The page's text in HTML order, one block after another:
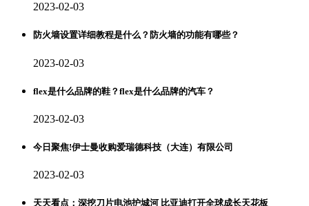
2023-02-03
防火墙设置详细教程是什么？防火墙的功能有哪些？
2023-02-03
flex是什么品牌的鞋？flex是什么品牌的汽车？
2023-02-03
今日聚焦!伊士曼收购爱瑞德科技（大连）有限公司
2023-02-03
天天看点：深挖刀片电池护城河 比亚迪打开全球成长天花板